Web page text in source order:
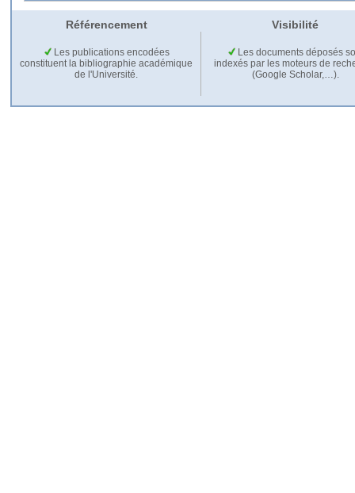
Référencement Visibilité
Les publications encodées
constituent la bibliographie académique
de l'Université.
Les documents déposés
indexés par les moteurs de
(Google Scholar,…).